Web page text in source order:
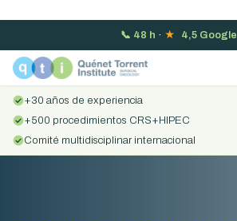
📞 48 h · ★ 4,5 Google
+30 años de experiencia
+500 procedimientos CRS+HIPEC
Comité multidisciplinar internacional